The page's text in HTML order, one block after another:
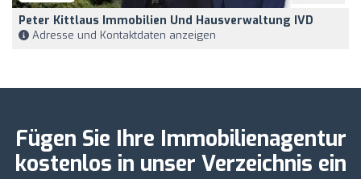
Peter Kittlaus Immobilien Und Hausverwaltung IVD
Adresse und Kontaktdaten anzeigen
Fügen Sie Ihre Immobilienagentur
kostenlos in unser Verzeichnis ein